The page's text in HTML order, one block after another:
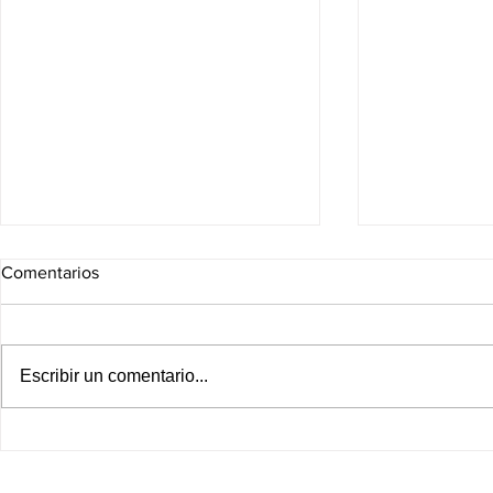
Comentarios
Escribir un comentario...